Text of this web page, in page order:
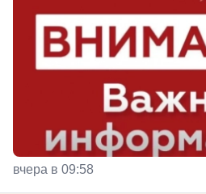
вчера в 09:58